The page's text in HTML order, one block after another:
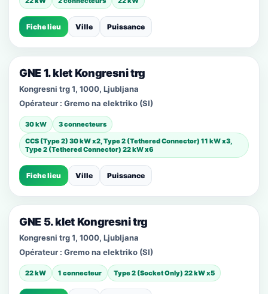
Fiche lieu Ville Puissance
GNE 1. klet Kongresni trg
Kongresni trg 1, 1000, Ljubljana
Opérateur : Gremo na elektriko (SI)
30 kW
3 connecteurs
CCS (Type 2) 30 kW x2, Type 2 (Tethered Connector) 11 kW x3,
Type 2 (Tethered Connector) 22 kW x6
Fiche lieu Ville Puissance
GNE 5. klet Kongresni trg
Kongresni trg 1, 1000, Ljubljana
Opérateur : Gremo na elektriko (SI)
22 kW 1 connecteur Type 2 (Socket Only) 22 kW x5